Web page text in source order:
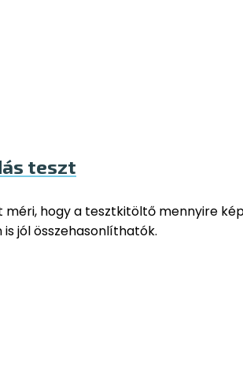
teszt
hogy a tesztkitöltő mennyire
jól összehasonlíthatók.